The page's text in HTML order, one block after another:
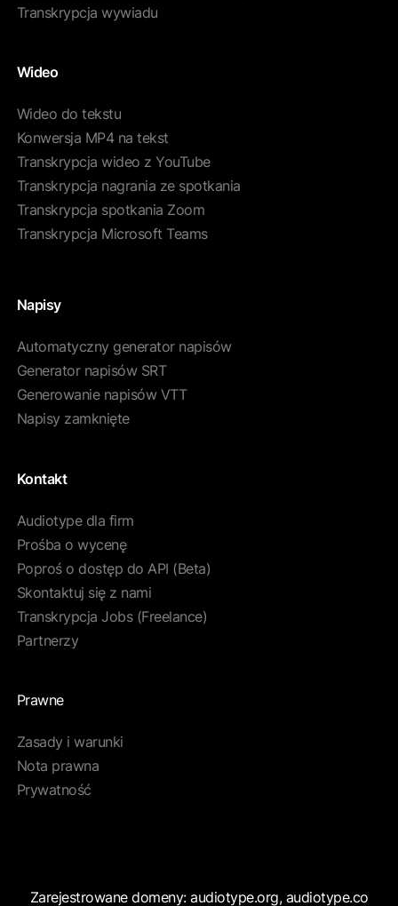
Transkrypcja wywiadu
Wideo
Wideo do tekstu
Konwersja MP4 na tekst
Transkrypcja wideo z YouTube
Transkrypcja nagrania ze spotkania
Transkrypcja spotkania Zoom
Transkrypcja Microsoft Teams
Napisy
Automatyczny generator napisów
Generator napisów SRT
Generowanie napisów VTT
Napisy zamknięte
Kontakt
Audiotype dla firm
Prośba o wycenę
Poproś o dostęp do API (Beta)
Skontaktuj się z nami
Transkrypcja Jobs (Freelance)
Partnerzy
Prawne
Zasady i warunki
Nota prawna
Prywatność
Zarejestrowane domeny: audiotype.org, audiotype.co